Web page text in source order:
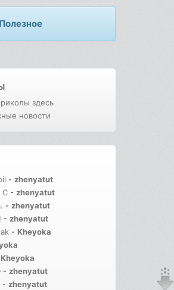
Полезное
здесь
новости
- zhenyatut
С - zhenyatut
- zhenyatut
- zhenyatut
- Kheyoka
Kheyoka
- zhenyatut
- zhenyatut